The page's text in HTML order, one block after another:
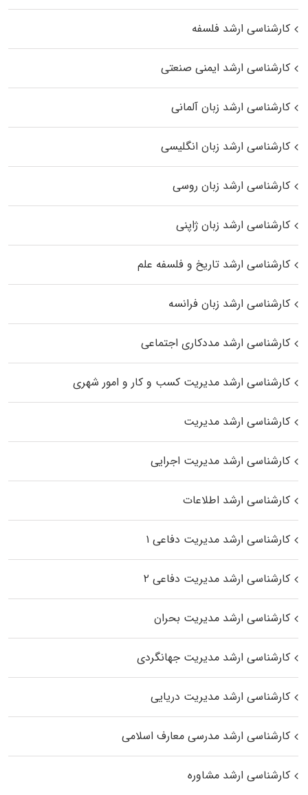
کارشناسی ارشد فلسفه
کارشناسی ارشد ایمنی صنعتی
کارشناسی ارشد زبان آلمانی
کارشناسی ارشد زبان انگلیسی
کارشناسی ارشد زبان روسی
کارشناسی ارشد زبان ژاپنی
کارشناسی ارشد تاریخ و فلسفه علم
کارشناسی ارشد زبان فرانسه
کارشناسی ارشد مددکاری اجتماعی
کارشناسی ارشد مدیریت کسب و کار و امور شهری
کارشناسی ارشد مدیریت
کارشناسی ارشد مدیریت اجرایی
کارشناسی ارشد اطلاعات
کارشناسی ارشد مدیریت دفاعی ۱
کارشناسی ارشد مدیریت دفاعی ۲
کارشناسی ارشد مدیریت بحران
کارشناسی ارشد مدیریت جهانگردی
کارشناسی ارشد مدیریت دریایی
کارشناسی ارشد مدرسی معارف اسلامی
کارشناسی ارشد مشاوره